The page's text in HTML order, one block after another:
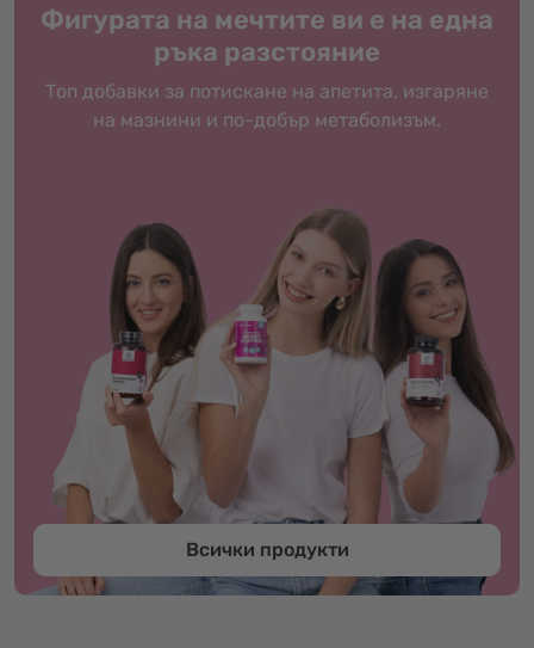
Фигурата на мечтите ви е на една
ръка разстояние
Топ добавки за потискане на апетита, изгаряне
на мазнини и по-добър метаболизъм.
Всички продукти